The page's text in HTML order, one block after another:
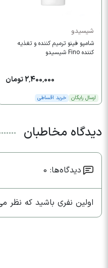
شیسیدو
شامپو فینو ترمیم کننده و تغذیه
کننده Fino شیسیدو
2,400,000 تومان
ارسال رایگان خرید اقساطی
دیدگاه مخاطبان
دیدگاه‌ها: 0
اولین نفری باشید که نظر